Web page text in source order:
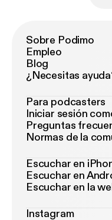
Sobre Podimo
Empleo
Blog
¿Necesitas
Para podcasters
Iniciar sesión
Preguntas
Normas de la
Escuchar en
Escuchar en
Escuchar en la
Instagram